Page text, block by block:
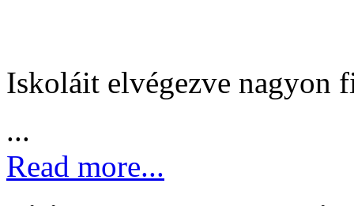
Iskoláit elvégezve nagyon
...
Read more...